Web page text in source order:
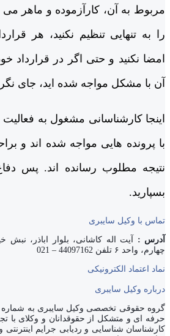
مربوط به آن، کارآزموده و ماهر می
را به تنهایی تنظیم نکنید، هر
امضا نکنید و حتی اگر در قرارداد
آن با مشکل مواجه شده اید، جای
اینجا کارشناسانی مشغول به
با پرونده هایی مواجه شده اند و
نتیجه مطلوب رسانده اند. پس
بسپارید.
تماس با وکیل سایبری
آدرس :
چهارم، واحد ۶ تلفن 44097162 – 021
نماد اعتماد الکترونیکی
درباره وکیل سایبری
حرفه ای و متشکل از حقوقدانان و وکلای با
کارشناسان شناسایی و ردیابی جرایم